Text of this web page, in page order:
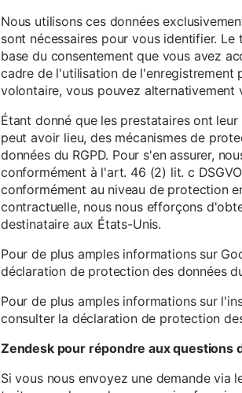
Nous utilisons ces données
sont nécessaires pour vous identifier.
base du consentement que vous avez
cadre de l'utilisation de l'enregistrement
volontaire, vous pouvez
Étant donné que les prestataires ont
peut avoir lieu, des mécanismes de
données du RGPD. Pour s'en assurer,
conformément à l'art. 46 (2) lit. c
conformément au niveau de protection
contractuelle, nous nous efforçons
destinataire aux États-Unis.
Pour de plus amples informations sur
déclaration de protection des données
Pour de plus amples informations sur
consulter la déclaration de protection
Zendesk pour répondre aux questions
Si vous nous envoyez une demande via